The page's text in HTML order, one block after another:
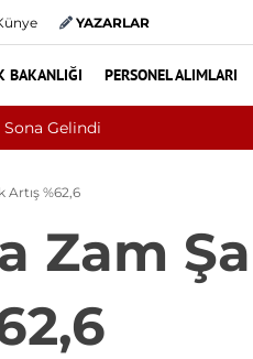
YAZARLAR
BAKANLIĞI PERSONEL ALIMLARI
Ameliyattan 60 Dikişle
Artış %62,6
Zam